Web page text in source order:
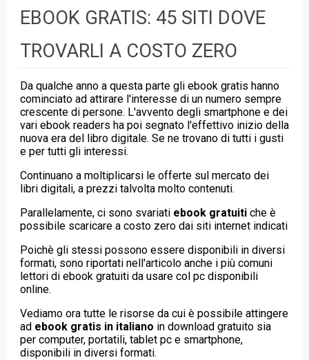
EBOOK GRATIS: 45 SITI DOVE
TROVARLI A COSTO ZERO
Da qualche anno a questa parte gli ebook gratis hanno
cominciato ad attirare l'interesse di un numero sempre
crescente di persone. L'avvento degli smartphone e dei
vari ebook readers ha poi segnato l'effettivo inizio della
nuova era del libro digitale. Se ne trovano di tutti i gusti
e per tutti gli interessi.
Continuano a moltiplicarsi le offerte sul mercato dei
libri digitali, a prezzi talvolta molto contenuti.
Parallelamente, ci sono svariati ebook gratuitiche è
possibile scaricare a costo zero dai siti internet indicati
Poichè gli stessi possono essere disponibili in diversi
formati, sono riportati nell'articolo anche i più comuni
lettori di ebook gratuiti da usare col pc disponibili
online.
Vediamo ora tutte le risorse da cui è possibile attingere
ad ebook gratis in italiano in download gratuito sia
per computer, portatili, tablet pc e smartphone,
disponibili in diversi formati.